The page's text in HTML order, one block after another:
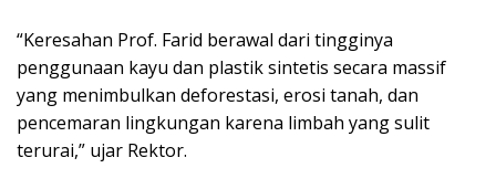
“Keresahan Prof. Farid berawal dari tingginya
penggunaan kayu dan plastik sintetis secara massif
yang menimbulkan deforestasi, erosi tanah, dan
pencemaran lingkungan karena limbah yang sulit
terurai,” ujar Rektor.